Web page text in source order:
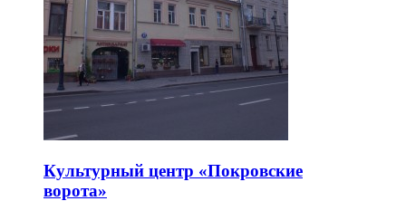
Культурный центр «Покровские
ворота»